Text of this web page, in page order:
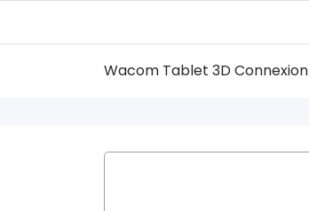
Wacom Tablet 3D Connexion